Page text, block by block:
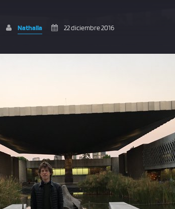
Nathalia 22 diciembre 2016